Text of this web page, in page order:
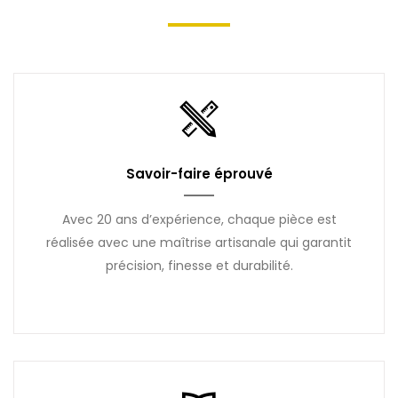
Savoir-faire éprouvé
Avec 20 ans d’expérience, chaque pièce est
réalisée avec une maîtrise artisanale qui garantit
précision, finesse et durabilité.